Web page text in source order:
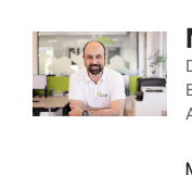
Inhalt
springen